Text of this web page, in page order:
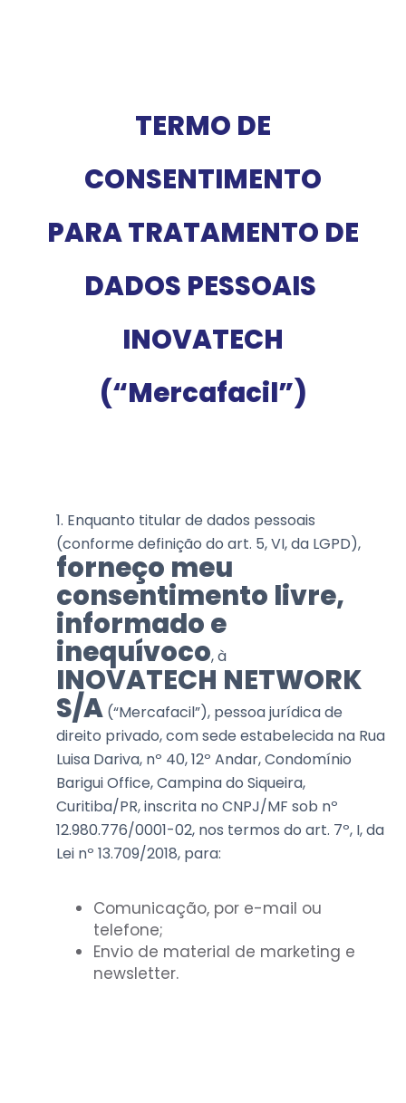
TERMO DE
CONSENTIMENTO
PARA TRATAMENTO DE
DADOS PESSOAIS
INOVATECH
(“Mercafacil”)
1. Enquanto titular de dados pessoais
(conforme definição do art. 5, VI, da LGPD),
forneço meu
consentimento livre,
informado e
inequívoco, à
INOVATECH NETWORK
S/A (“Mercafacil”), pessoa jurídica de
direito privado, com sede estabelecida na Rua
Luisa Dariva, nº 40, 12º Andar, Condomínio
Barigui Office, Campina do Siqueira,
Curitiba/PR, inscrita no CNPJ/MF sob nº
12.980.776/0001-02, nos termos do art. 7º, I, da
Lei nº 13.709/2018, para:
Comunicação, por e-mail ou
telefone;
Envio de material de marketing e
newsletter.